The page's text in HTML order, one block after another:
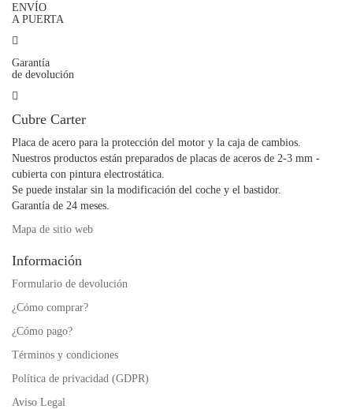
ENVÍO
A PUERTA
Garantía
de devolución
Cubre Carter
Placa de acero para la protección del motor y la caja de cambios.
Nuestros productos están preparados de placas de aceros de 2-3 mm -
cubierta con pintura electrostática.
Se puede instalar sin la modificación del coche y el bastidor.
Garantía de 24 meses.
Mapa de sitio web
Información
Formulario de devolución
¿Cómo comprar?
¿Cómo pago?
Términos y condiciones
Política de privacidad (GDPR)
Aviso Legal